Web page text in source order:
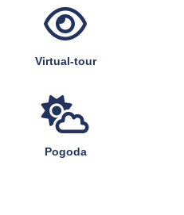
Virtual-tour
Pogoda